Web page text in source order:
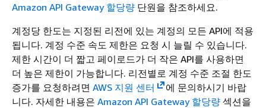
Amazon API Gateway 할당량 단원을 참조하세요.
계정당 한도는 지정된 리전에 있는 계정의 모든 API에 적용
됩니다. 계정 수준 속도 제한은 요청 시 늘릴 수 있습니다.
제한 시간이 더 짧고 페이로드가 더 작은 API를 사용하면
더 높은 제한이 가능합니다. 리전별로 계정 수준 조절 한도
증가를 요청하려면 AWS 지원 센터
에 문의하시기 바랍
니다. 자세한 내용은 Amazon API Gateway 할당량 섹션을